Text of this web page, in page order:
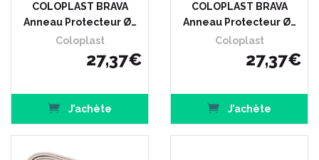
COLOPLAST BRAVA
Anneau Protecteur Ø…
Coloplast
27,37€
J’achète
COLOPLAST BRAVA
Anneau Protecteur Ø…
Coloplast
27,37€
J’achète